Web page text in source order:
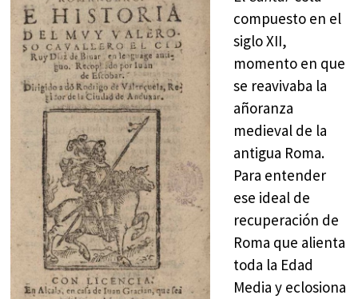
compuesto en el
siglo XII,
momento en que
se reavivaba la
añoranza
medieval de la
antigua Roma.
Para entender
ese ideal de
recuperación de
Roma que alienta
toda la Edad
Media y eclosiona